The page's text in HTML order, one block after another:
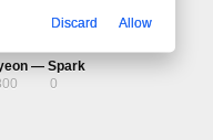
— Spark
0
Discard Allow